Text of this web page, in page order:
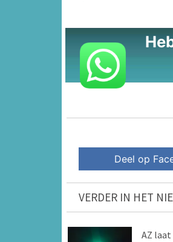
Deel op
VERDER IN HET
AZ